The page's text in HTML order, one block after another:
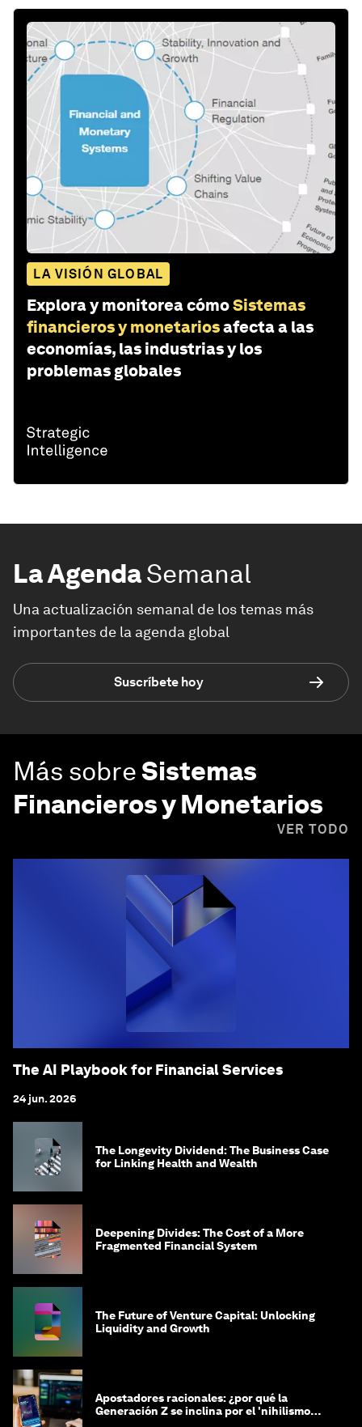
LA VISIÓN GLOBAL
Explora y monitorea cómoSistemas
financieros y monetariosafecta a las
economías, las industrias y los
problemas globales
La AgendaSemanal
Una actualización semanal de los temas más
importantes de la agenda global
Suscríbete hoy
Más sobreSistemas
Financieros y Monetarios
VER TODO
The AI Playbook for Financial Services
24 jun. 2026
The Longevity Dividend: The Business Case
for Linking Health and Wealth
Deepening Divides: The Cost of a More
Fragmented Financial System
The Future of Venture Capital: Unlocking
Liquidity and Growth
Apostadores racionales: ¿por qué la
Generación Z se inclina por el 'nihilismo